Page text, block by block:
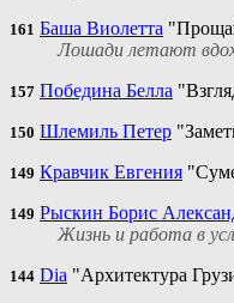
161 Баша Виолетта
Лошади летают
157 Победина Белла
150 Шлемиль Петер
149 Кравчик Евгения
149 Рыскин Борис
Жизнь и работа в
144 Dia "Архитектура